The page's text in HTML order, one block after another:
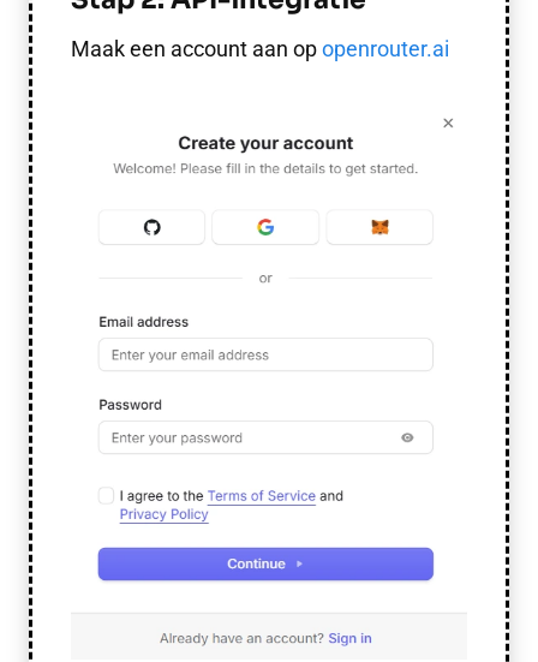
Maak een account aan opopenrouter.ai